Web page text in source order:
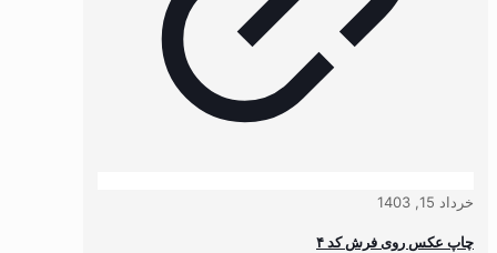
خرداد 15, 1403
چاپ عکس روی فرش کد ۴